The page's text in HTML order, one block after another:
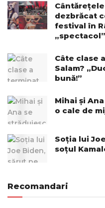
dezbrăcat
festival în
„spectacol”
Câte clase
Salam?
bună!”
Mihai și
o cale de
Soția lui
soțul
Recomandari